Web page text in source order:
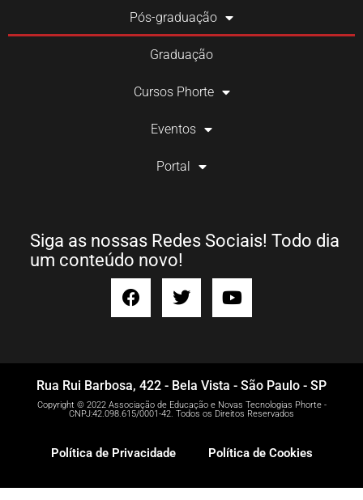
Pós-graduação
Graduação
Cursos Phorte
Eventos
Portal
Siga as nossas Redes Sociais! Todo dia
um conteúdo novo!
Rua Rui Barbosa, 422 - Bela Vista - São Paulo - SP
Copyright © 2022 Associação de Educação e Novas Tecnologias Phorte -
CNPJ:42.098.615/0001-42. Todos os Direitos Reservados
Política de Privacidade Política de Cookies